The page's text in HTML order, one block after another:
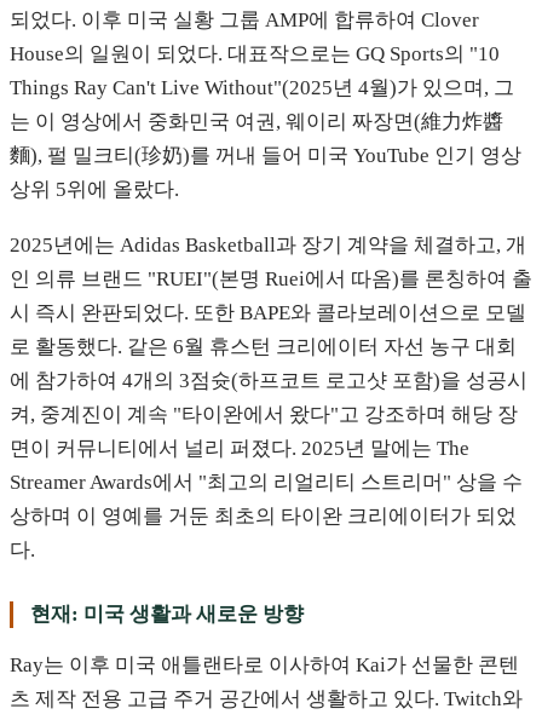
되었다. 이후 미국 실황 그룹 AMP에 합류하여 Clover
House의 일원이 되었다. 대표작으로는 GQ Sports의 "10
Things Ray Can't Live Without"(2025년 4월)가 있으며, 그
는 이 영상에서 중화민국 여권, 웨이리 짜장면(維力炸醬
麵), 펄 밀크티(珍奶)를 꺼내 들어 미국 YouTube 인기 영상
상위 5위에 올랐다.
2025년에는 Adidas Basketball과 장기 계약을 체결하고, 개
인 의류 브랜드 "RUEI"(본명 Ruei에서 따옴)를 론칭하여 출
시 즉시 완판되었다. 또한 BAPE와 콜라보레이션으로 모델
로 활동했다. 같은 6월 휴스턴 크리에이터 자선 농구 대회
에 참가하여 4개의 3점슛(하프코트 로고샷 포함)을 성공시
켜, 중계진이 계속 "타이완에서 왔다"고 강조하며 해당 장
면이 커뮤니티에서 널리 퍼졌다. 2025년 말에는 The
Streamer Awards에서 "최고의 리얼리티 스트리머" 상을 수
상하며 이 영예를 거둔 최초의 타이완 크리에이터가 되었
다.
현재: 미국 생활과 새로운 방향
Ray는 이후 미국 애틀랜타로 이사하여 Kai가 선물한 콘텐
츠 제작 전용 고급 주거 공간에서 생활하고 있다. Twitch와